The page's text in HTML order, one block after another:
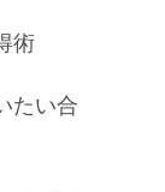
術
たい合